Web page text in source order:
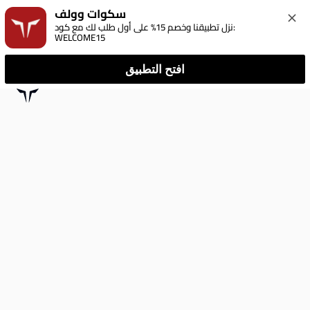
سكوات وولف
نزل تطبيقنا وخصم 15% على أول طلب لك مع كود:
WELCOME15
افتح التطبيق